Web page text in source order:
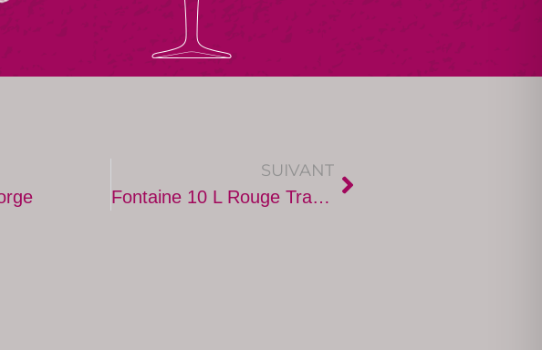
SUIVANT
Fontaine 10 L Rouge Tradition